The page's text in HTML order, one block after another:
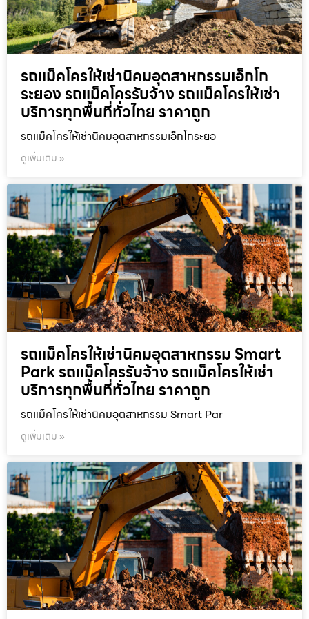
รถแม็คโครให้เช่านิคมอุตสาหกรรมเอ็กโก
ระยอง รถแม็คโครรับจ้าง รถแม็คโครให้เช่า
บริการทุกพื้นที่ทั่วไทย ราคาถูก
รถแม็คโครให้เช่านิคมอุตสาหกรรมเอ็กโกระยอ
ดูเพิ่มเติม »
รถแม็คโครให้เช่านิคมอุตสาหกรรม Smart
Park รถแม็คโครรับจ้าง รถแม็คโครให้เช่า
บริการทุกพื้นที่ทั่วไทย ราคาถูก
รถแม็คโครให้เช่านิคมอุตสาหกรรม Smart Par
ดูเพิ่มเติม »